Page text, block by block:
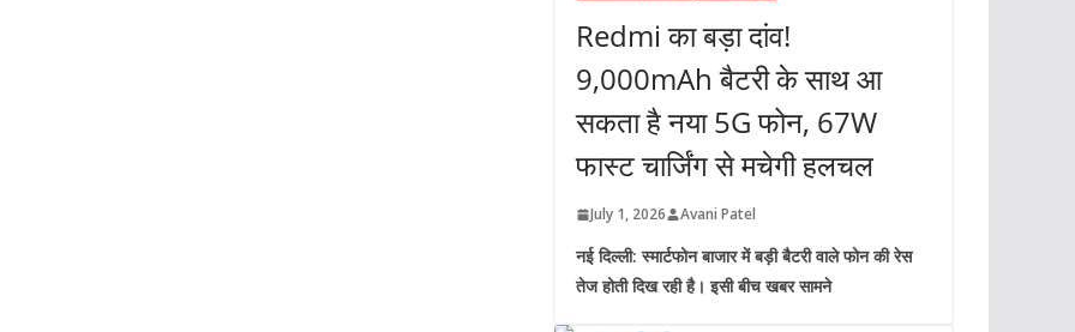
Redmi का बड़ा दांव!
9,000mAh बैटरी के साथ आ
सकता है नया 5G फोन, 67W
फास्ट चार्जिंग से मचेगी हलचल
July 1, 2026 Avani Patel
नई दिल्ली: स्मार्टफोन बाजार में बड़ी बैटरी वाले फोन की रेस
तेज होती दिख रही है। इसी बीच खबर सामने